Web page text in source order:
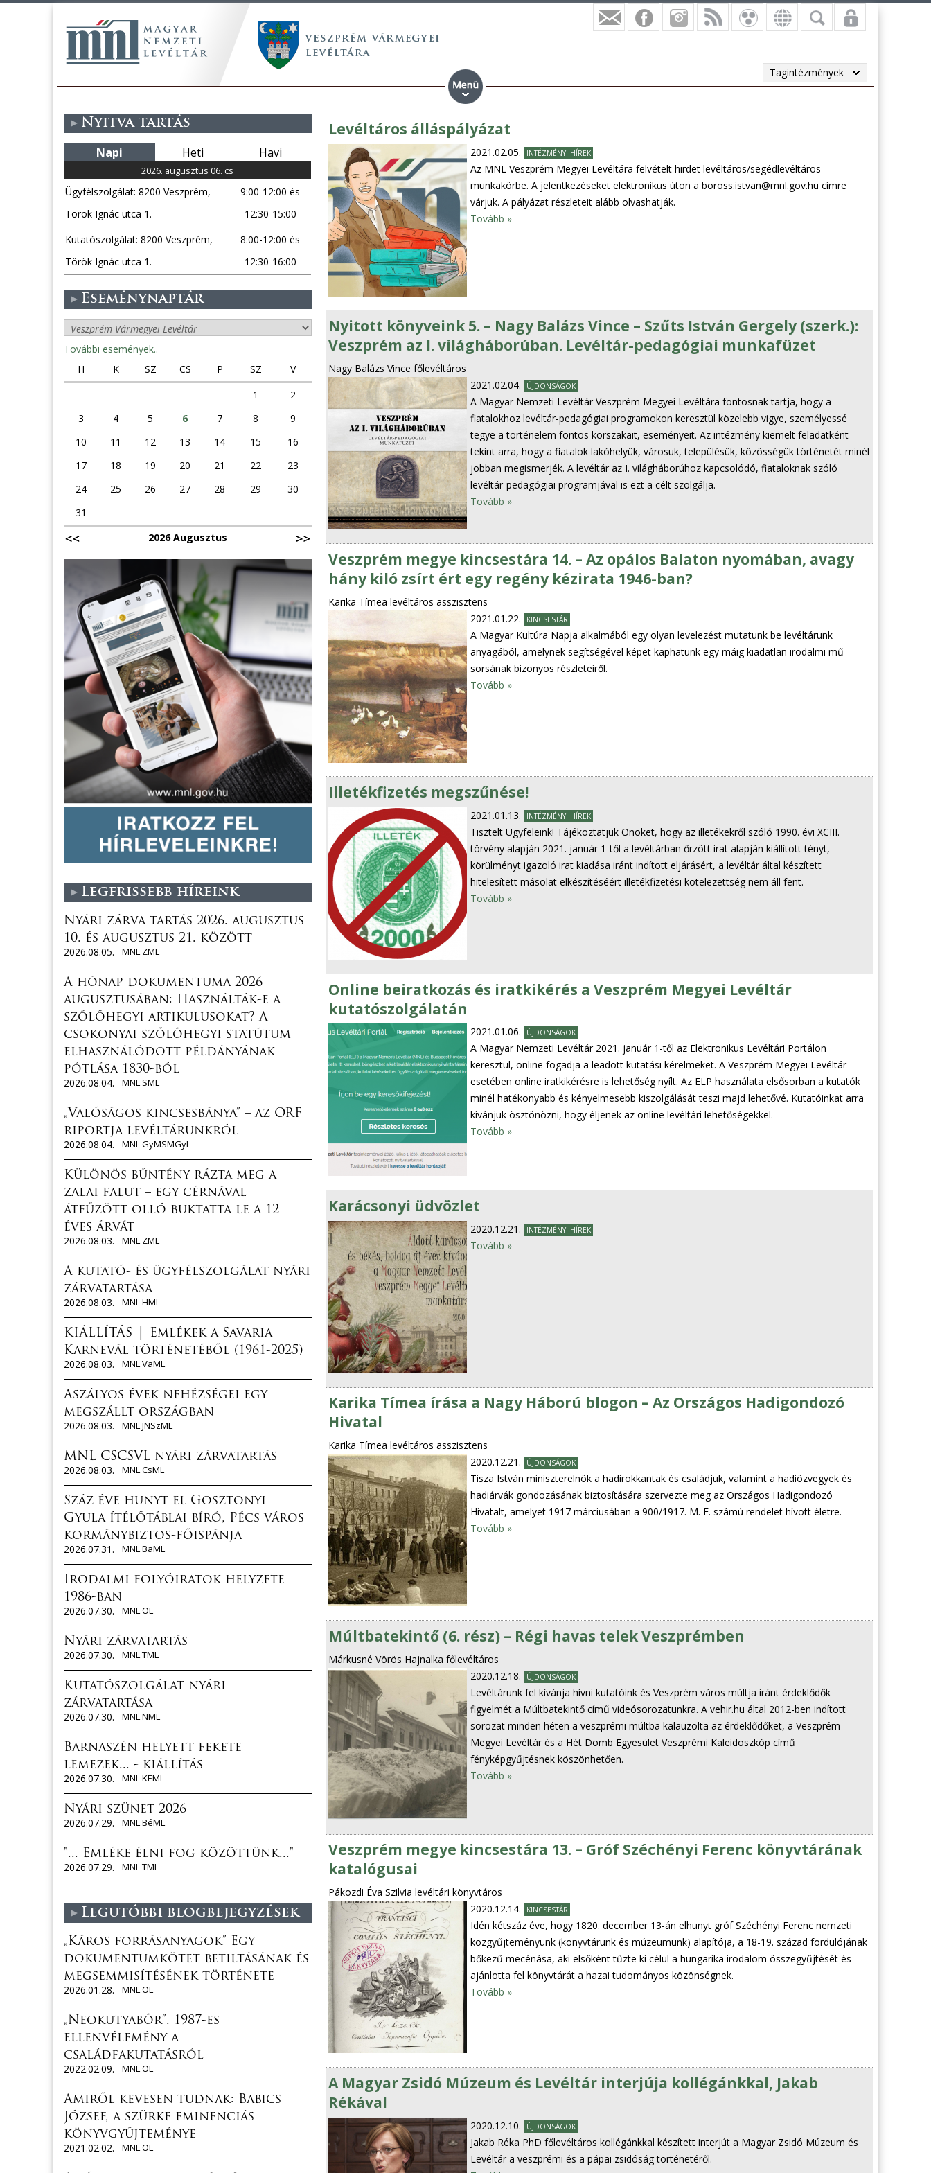
Tagintézmények
Levéltáros álláspályázat
2021.02.05. INTÉZMÉNYI HÍREK
Az MNL Veszprém Megyei Levéltára felvételt hirdet levéltáros/segédlevéltáros
munkakörbe. A jelentkezéseket elektronikus úton a boross.istvan@mnl.gov.hu címre
várjuk. A pályázat részleteit alább olvashatják.
Tovább »
Nyitott könyveink 5. – Nagy Balázs Vince – Szűts István Gergely (szerk.):
Veszprém az I. világháborúban. Levéltár-pedagógiai munkafüzet
Nagy Balázs Vince főlevéltáros
2021.02.04.
ÚJDONSÁGOK
A Magyar Nemzeti Levéltár Veszprém Megyei Levéltára fontosnak tartja, hogy a
fiatalokhoz levéltár-pedagógiai programokon keresztül közelebb vigye, személyessé
tegye a történelem fontos korszakait, eseményeit. Az intézmény kiemelt feladatként
tekint arra, hogy a fiatalok lakóhelyük, városuk, településük, közösségük történetét minél
jobban megismerjék. A levéltár az I. világháborúhoz kapcsolódó, fiataloknak szóló
levéltár-pedagógiai programjával is ezt a célt szolgálja.
Tovább »
Veszprém megye kincsestára 14. – Az opálos Balaton nyomában, avagy
hány kiló zsírt ért egy regény kézirata 1946-ban?
Karika Tímea levéltáros asszisztens
2021.01.22.
KINCSESTÁR
A Magyar Kultúra Napja alkalmából egy olyan levelezést mutatunk be levéltárunk
anyagából, amelynek segítségével képet kaphatunk egy máig kiadatlan irodalmi mű
sorsának bizonyos részleteiről.
Tovább »
Illetékfizetés megszűnése!
2021.01.13. INTÉZMÉNYI HÍREK
Tisztelt Ügyfeleink! Tájékoztatjuk Önöket, hogy az illetékekről szóló 1990. évi XCIII.
törvény alapján 2021. január 1-től a levéltárban őrzött irat alapján kiállított tényt,
körülményt igazoló irat kiadása iránt indított eljárásért, a levéltár által készített
hitelesített másolat elkészítéséért illetékfizetési kötelezettség nem áll fent.
Tovább »
Online beiratkozás és iratkikérés a Veszprém Megyei Levéltár
kutatószolgálatán
2021.01.06. ÚJDONSÁGOK
A Magyar Nemzeti Levéltár 2021. január 1-től az Elektronikus Levéltári Portálon
keresztül, online fogadja a leadott kutatási kérelmeket. A Veszprém Megyei Levéltár
esetében online iratkikérésre is lehetőség nyílt. Az ELP használata elsősorban a kutatók
minél hatékonyabb és kényelmesebb kiszolgálását teszi majd lehetővé. Kutatóinkat arra
kívánjuk ösztönözni, hogy éljenek az online levéltári lehetőségekkel.
Tovább »
Karácsonyi üdvözlet
2020.12.21. INTÉZMÉNYI HÍREK
Tovább »
Karika Tímea írása a Nagy Háború blogon – Az Országos Hadigondozó
Hivatal
Karika Tímea levéltáros asszisztens
2020.12.21.
ÚJDONSÁGOK
Tisza István miniszterelnök a hadirokkantak és családjuk, valamint a hadiözvegyek és
hadiárvák gondozásának biztosítására szervezte meg az Országos Hadigondozó
Hivatalt, amelyet 1917 márciusában a 900/1917. M. E. számú rendelet hívott életre.
Tovább »
Múltbatekintő (6. rész) – Régi havas telek Veszprémben
Márkusné Vörös Hajnalka főlevéltáros
2020.12.18.
ÚJDONSÁGOK
Levéltárunk fel kívánja hívni kutatóink és Veszprém város múltja iránt érdeklődők
figyelmét a Múltbatekintő című videósorozatunkra. A vehir.hu által 2012-ben indított
sorozat minden héten a veszprémi múltba kalauzolta az érdeklődőket, a Veszprém
Megyei Levéltár és a Hét Domb Egyesület Veszprémi Kaleidoszkóp című
fényképgyűjtésnek köszönhetően.
Tovább »
Veszprém megye kincsestára 13. – Gróf Széchényi Ferenc könyvtárának
katalógusai
Pákozdi Éva Szilvia levéltári könyvtáros
2020.12.14.
KINCSESTÁR
Idén kétszáz éve, hogy 1820. december 13-án elhunyt gróf Széchényi Ferenc nemzeti
közgyűjteményünk (könyvtárunk és múzeumunk) alapítója, a 18-19. század fordulójának
bőkezű mecénása, aki elsőként tűzte ki célul a hungarika irodalom összegyűjtését és
ajánlotta fel könyvtárát a hazai tudományos közönségnek.
Tovább »
A Magyar Zsidó Múzeum és Levéltár interjúja kollégánkkal, Jakab
Rékával
2020.12.10. ÚJDONSÁGOK
Jakab Réka PhD főlevéltáros kollégánkkal készített interjút a Magyar Zsidó Múzeum és
Levéltár a veszprémi és a pápai zsidóság történetéről.
Nyitva tartás
Napi Heti Havi
2026. augusztus 06. cs
Ügyfélszolgálat: 8200 Veszprém,
Török Ignác utca 1.
9:00-12:00 és
12:30-15:00
Kutatószolgálat: 8200 Veszprém,
Török Ignác utca 1.
8:00-12:00 és
12:30-16:00
Eseménynaptár
További események..
H
K SZ CS P SZ
V
1
2
3
4 5 6 7 8
9
10
11 12 13 14 15
16
17
18 19 20 21 22
23
24
25 26 27 28 29
30
31
2026 Augusztus
Legfrissebb híreink
Nyári zárva tartás 2026. augusztus
10. és augusztus 21. között
2026.08.05.
MNL ZML
A hónap dokumentuma 2026
augusztusában: Használták-e a
szőlőhegyi artikulusokat? A
csokonyai szőlőhegyi statútum
elhasználódott példányának
pótlása 1830-ból
2026.08.04.
MNL SML
„Valóságos kincsesbánya” – az ORF
riportja levéltárunkról
2026.08.04.
MNL GyMSMGyL
Különös bűntény rázta meg a
zalai falut – egy cérnával
átfűzött olló buktatta le a 12
éves árvát
2026.08.03.
MNL ZML
A kutató- és ügyfélszolgálat nyári
zárvatartása
2026.08.03.
MNL HML
KIÁLLÍTÁS │ Emlékek a Savaria
Karnevál történetéből (1961-2025)
2026.08.03.
MNL VaML
Aszályos évek nehézségei egy
megszállt országban
2026.08.03.
MNL JNSzML
MNL CSCSVL nyári zárvatartás
2026.08.03.
MNL CsML
Száz éve hunyt el Gosztonyi
Gyula ítélőtáblai bíró, Pécs város
kormánybiztos-főispánja
2026.07.31.
MNL BaML
Irodalmi folyóiratok helyzete
1986-ban
2026.07.30.
MNL OL
Nyári zárvatartás
2026.07.30.
MNL TML
Kutatószolgálat nyári
zárvatartása
2026.07.30.
MNL NML
Barnaszén helyett fekete
lemezek... - kiállítás
2026.07.30.
MNL KEML
Nyári szünet 2026
2026.07.29.
MNL BéML
"... Emléke élni fog közöttünk..."
2026.07.29.
MNL TML
Legutóbbi blogbejegyzések
„Káros forrásanyagok” Egy
dokumentumkötet betiltásának és
megsemmisítésének története
2026.01.28.
MNL OL
„Neokutyabőr”. 1987-es
ellenvélemény a
családfakutatásról
2022.02.09.
MNL OL
Amiről kevesen tudnak: Babics
József, a szürke eminenciás
könyvgyűjteménye
2021.02.02.
MNL OL